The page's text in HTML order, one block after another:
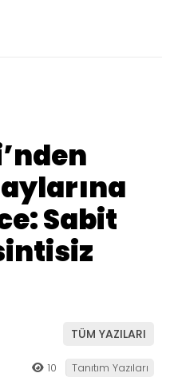
Sabit
TÜM YAZILARI
10 Tanıtım Yazıları